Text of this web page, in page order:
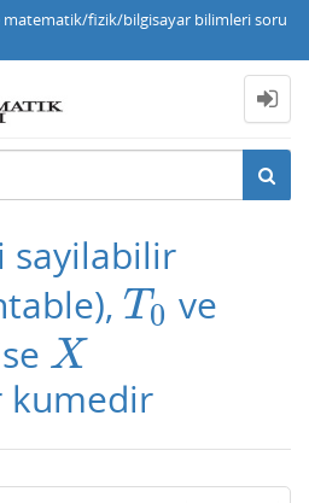
fizik/bilgisayar bilimleri soru
sayilabilir
T 0
T0 ve
X
X
kumedir